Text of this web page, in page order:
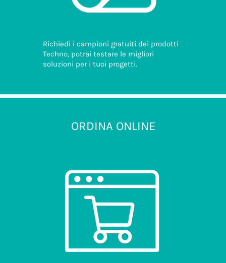
Richiedi i campioni gratuiti dei prodotti
Techno, potrai testare le migliori
soluzioni per i tuoi progetti.
ORDINA ONLINE